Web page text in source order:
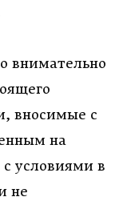
внимательно
вносимые с
на
с условиями в
не